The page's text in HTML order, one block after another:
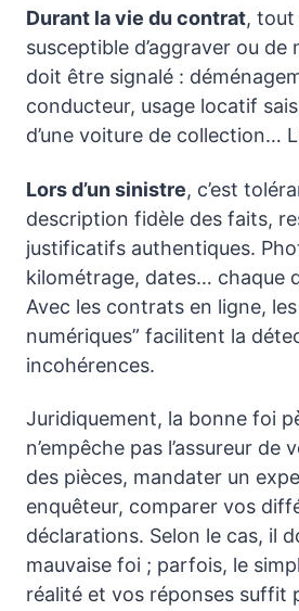
Durant la vie du contrat,
susceptible d’aggraver ou de
doit être signalé :
conducteur, usage locatif
d’une voiture de collection…
Lors d’un sinistre, c’est
description fidèle des faits,
justificatifs authentiques.
kilométrage, dates… chaque
Avec les contrats en ligne,
numériques” facilitent la
incohérences.
Juridiquement, la bonne foi
n’empêche pas l’assureur de
des pièces, mandater un
enquêteur, comparer vos
déclarations. Selon le cas, il
mauvaise foi ; parfois, le
réalité et vos réponses suffit